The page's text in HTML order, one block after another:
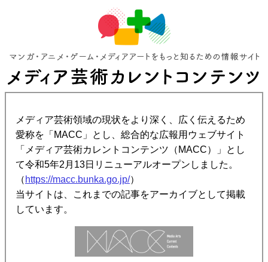
メディア芸術領域の現状をより深く、広く伝えるため
愛称を「MACC」とし、総合的な広報用ウェブサイト
「メディア芸術カレントコンテンツ（MACC）」とし
て令和5年2月13日リニューアルオープンしました。
（ https://macc.bunka.go.jp/）
当サイトは、これまでの記事をアーカイブとして掲載
しています。